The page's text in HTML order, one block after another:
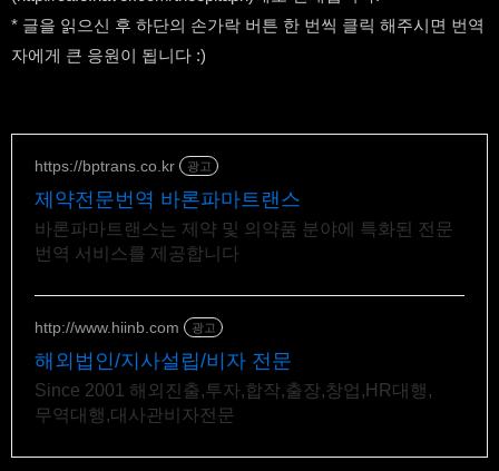
* 글을 읽으신 후 하단의 손가락 버튼 한 번씩 클릭 해주시면 번역
자에게 큰 응원이 됩니다 :)
https://bptrans.co.kr 광고
제약전문번역 바론파마트랜스
바론파마트랜스는 제약 및 의약품 분야에 특화된 전문
번역 서비스를 제공합니다
http://www.hiinb.com 광고
해외법인/지사설립/비자 전문
Since 2001 해외진출,투자,합작,출장,창업,HR대행,
무역대행,대사관비자전문